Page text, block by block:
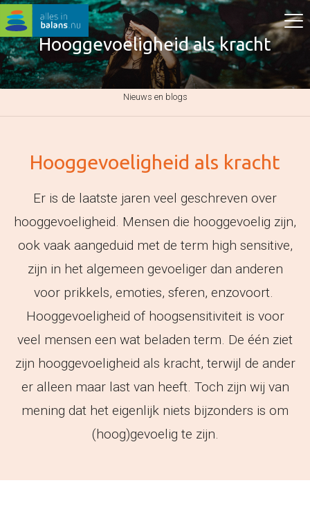
Hooggevoeligheid als kracht
Nieuws en blogs
Hooggevoeligheid als kracht
Er is de laatste jaren veel geschreven over
hooggevoeligheid. Mensen die hooggevoelig zijn,
ook vaak aangeduid met de term high sensitive,
zijn in het algemeen gevoeliger dan anderen
voor prikkels, emoties, sferen, enzovoort.
Hooggevoeligheid of hoogsensitiviteit is voor
veel mensen een wat beladen term. De één ziet
zijn hooggevoeligheid als kracht, terwijl de ander
er alleen maar last van heeft. Toch zijn wij van
mening dat het eigenlijk niets bijzonders is om
(hoog)gevoelig te zijn.